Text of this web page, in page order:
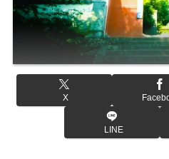
X
LINE